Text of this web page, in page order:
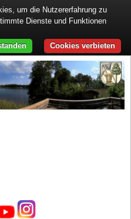
um die Nutzererfahrung zu
Dienste und Funktionen
Cookies verbieten